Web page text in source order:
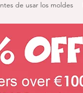
de usar los moldes